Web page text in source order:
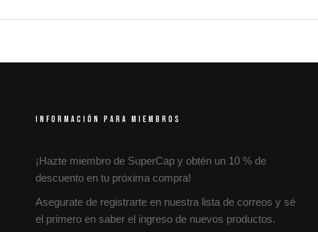
INFORMACIÓN PARA MIEMBROS
¡Hazte miembro de SuperCap y obtén un 10 % de
descuento en tu próxima compra!
Asegurate de registrarte en nuestra lista de correos y sé
el primero en saber el ingreso de nuevos productos.